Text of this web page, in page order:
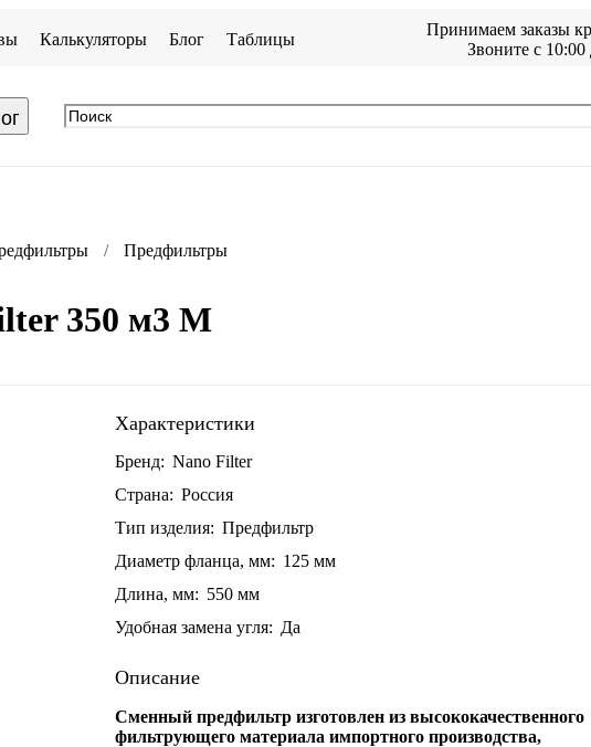
Калькуляторы Блог Таблицы
Принимаем заказы
Звоните с 10:00
Предфильтры
350 м3 М
Характеристики
Бренд: Nano Filter
Страна: Россия
Тип изделия: Предфильтр
Диаметр фланца, мм: 125 мм
Длина, мм: 550 мм
Удобная замена угля: Да
Описание
Сменный предфильтр изготовлен из высококачественного
фильтрующего материала импортного производства,